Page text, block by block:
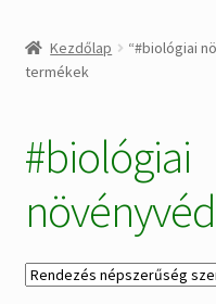
Kezdőlap
Kiárusítás % !
AKCIÓS Újdonságok!
Kezdőlap
“#biológiai
termékek
#biológiai